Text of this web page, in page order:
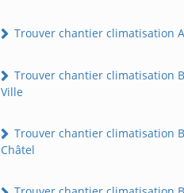
Trouver chantier climatisation
Trouver chantier climatisation
Ville
Trouver chantier climatisation
Châtel